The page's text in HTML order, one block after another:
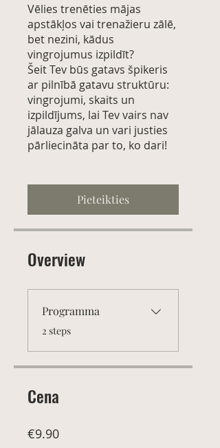
Vēlies trenēties mājas
apstākļos vai trenažieru zālē,
bet nezini, kādus
vingrojumus izpildīt?
Šeit Tev būs gatavs špikeris
ar pilnībā gatavu struktūru:
vingrojumi, skaits un
izpildījums, lai Tev vairs nav
jālauza galva un vari justies
pārliecināta par to, ko dari!
Pieteikties
Overview
Programma
.2 steps
Cena
€9.90